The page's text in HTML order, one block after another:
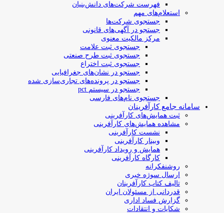
فهرست شرکت‌های دانش‌بنیان
استعلام‌های مهم
جستجوی شرکت‌ها
جستجو در آگهی‌های قانونی
مرکز مالکیت معنوی
جستجوی ثبت علامت
جستجوی ثبت طرح صنعتی
جستجوی ثبت اختراع
جستجو در نشان‌های جغرافیایی
جستجو در پرونده‌های تجاری‌سازی شده
جستجو در سیستم pct
جستجوی نام‌های فارسی
سامانه جامع کارآفرینان
ثبت همایش‌های کارآفرینی
مشاهده همایش‌های کارآفرینی
نشست کارآفرینی
وبینار کارآفرینی
همایش و رویداد کارآفرینی
کارگاه کارآفرینی
روشنفکرانه
ارسال سوژه‌ خبری
تالیف کتاب کارآفرینان
قدردانی از مسئولان ایران
گزارش فساد اداری
شکایات و انتقادات